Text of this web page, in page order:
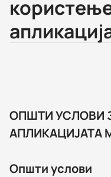
ОПШТИ УСЛОВИ
АПЛИКАЦИЈАТА
Општи услови